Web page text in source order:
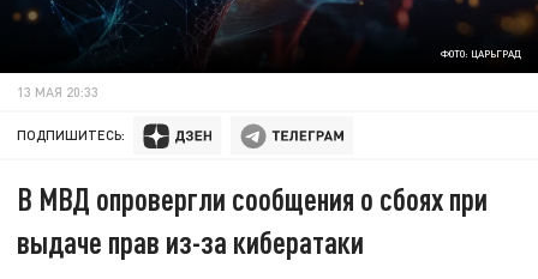
ФОТО: ЦАРЬГРАД
13 МАЯ 20:33
ПОДПИШИТЕСЬ:
В МВД опровергли сообщения о сбоях при
выдаче прав из-за кибератаки